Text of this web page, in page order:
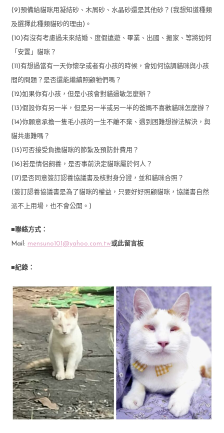
(9)預備給貓咪用凝結砂、木屑砂、水晶砂還是其他砂？(我想知道種類
及選擇此種類貓砂的理由)。
(10)有沒有考慮過未來結婚、度假遠遊、畢業、出國、搬家、等將如何
「安置」貓咪？
(11)有想過當有一天你懷孕或者有小孩的時候，會如何協調貓咪與小孩
間的問題？是否還能繼續照顧牠們嗎？
(12)如果你有小孩，但是小孩會對貓過敏怎麼辦？
(13)假設你有另一半，但是另一半或另一半的爸媽不喜歡貓咪怎麼辦？
(14)你願意承擔一隻毛小孩的一生不離不棄、遇到困難想辦法解決，與
貓共患難嗎？
(15)可否接受負擔貓咪的節紮及預防針費用？
(16)若是情侶飼養，是否事前決定貓咪屬於何人？
(17)是否同意簽訂認養協議書及核對身分證，並和貓咪合照？
(簽訂認養協議書是為了貓咪的權益，只要好好照顧貓咪，協議書自然
派不上用場，也不會公開。)
■聯絡方式：
Mail: mensuno101@yahoo.com.tw或此留言板
■紀錄：